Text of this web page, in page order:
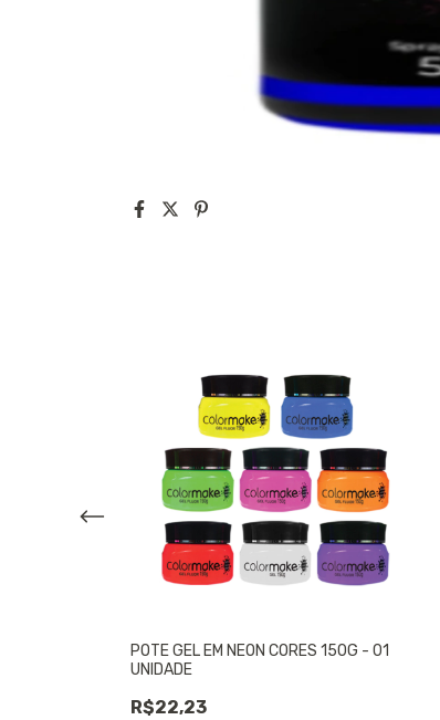
POTE GEL EM NEON CORES 150G - 01
UNIDADE
R$22,23